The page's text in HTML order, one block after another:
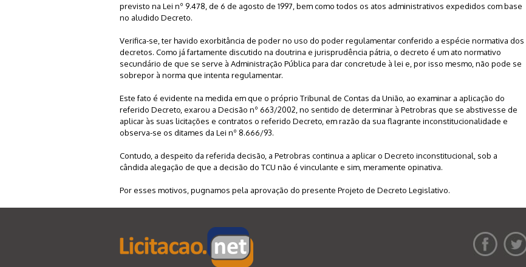
previsto na Lei nº 9.478, de 6 de agosto de 1997, bem como todos os atos administrativos expedidos com base
no aludido Decreto.
Verifica-se, ter havido exorbitância de poder no uso do poder regulamentar conferido a espécie normativa dos
decretos. Como já fartamente discutido na doutrina e jurisprudência pátria, o decreto é um ato normativo
secundário de que se serve à Administração Pública para dar concretude à lei e, por isso mesmo, não pode se
sobrepor à norma que intenta regulamentar.
Este fato é evidente na medida em que o próprio Tribunal de Contas da União, ao examinar a aplicação do
referido Decreto, exarou a Decisão nº 663/2002, no sentido de determinar à Petrobras que se abstivesse de
aplicar às suas licitações e contratos o referido Decreto, em razão da sua flagrante inconstitucionalidade e
observa-se os ditames da Lei nº 8.666/93.
Contudo, a despeito da referida decisão, a Petrobras continua a aplicar o Decreto inconstitucional, sob a
cândida alegação de que a decisão do TCU não é vinculante e sim, meramente opinativa.
Por esses motivos, pugnamos pela aprovação do presente Projeto de Decreto Legislativo.